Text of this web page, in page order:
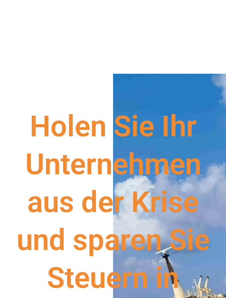
Holen Sie Ihr
Unternehmen
aus der Krise
und sparen Sie
Steuern in